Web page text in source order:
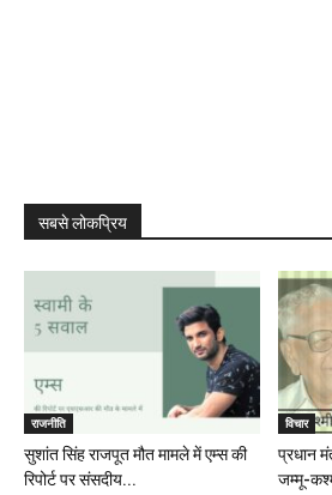
सबसे लोकप्रिय
राजनीति
सुशांत सिंह राजपूत मौत मामले में एम्स की
रिपोर्ट पर संसदीय...
विचार
प्रधान
जम्मू-